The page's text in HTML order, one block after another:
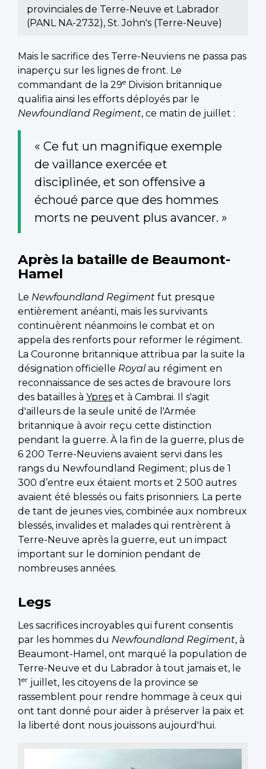
provinciales de Terre-Neuve et Labrador
(PANL NA-2732), St. John's (Terre-Neuve)
Mais le sacrifice des Terre-Neuviens ne passa pas
inaperçu sur les lignes de front. Le
commandant de la 29e Division britannique
qualifia ainsi les efforts déployés par le
Newfoundland Regiment, ce matin de juillet :
« Ce fut un magnifique exemple
de vaillance exercée et
disciplinée, et son offensive a
échoué parce que des hommes
morts ne peuvent plus avancer. »
Après la bataille de Beaumont-
Hamel
Le Newfoundland Regiment fut presque
entièrement anéanti, mais les survivants
continuèrent néanmoins le combat et on
appela des renforts pour reformer le régiment.
La Couronne britannique attribua par la suite la
désignation officielle Royal au régiment en
reconnaissance de ses actes de bravoure lors
des batailles à Ypres et à Cambrai. Il s'agit
d'ailleurs de la seule unité de l'Armée
britannique à avoir reçu cette distinction
pendant la guerre. À la fin de la guerre, plus de
6 200 Terre-Neuviens avaient servi dans les
rangs du Newfoundland Regiment; plus de 1
300 d’entre eux étaient morts et 2 500 autres
avaient été blessés ou faits prisonniers. La perte
de tant de jeunes vies, combinée aux nombreux
blessés, invalides et malades qui rentrèrent à
Terre-Neuve après la guerre, eut un impact
important sur le dominion pendant de
nombreuses années.
Legs
Les sacrifices incroyables qui furent consentis
par les hommes du Newfoundland Regiment, à
Beaumont-Hamel, ont marqué la population de
Terre-Neuve et du Labrador à tout jamais et, le
1 er juillet, les citoyens de la province se
rassemblent pour rendre hommage à ceux qui
ont tant donné pour aider à préserver la paix et
la liberté dont nous jouissons aujourd'hui.